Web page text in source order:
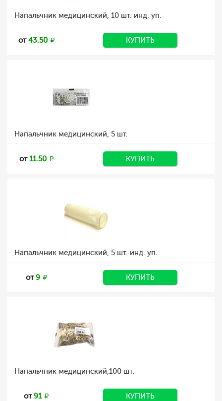
Напальчник медицинский, 10 шт. инд. уп.
от43.50 КУПИТЬ
Напальчник медицинский, 5 шт.
от11.50 КУПИТЬ
Напальчник медицинский, 5 шт. инд. уп.
от9 КУПИТЬ
Напальчник медицинский,100 шт.
от91 КУПИТЬ